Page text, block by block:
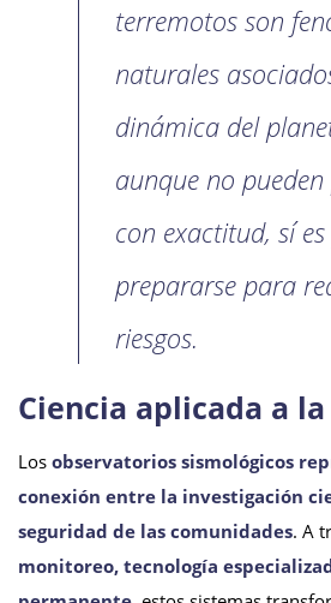
terremotos son
naturales
dinámica del
aunque no pueden
con exactitud, sí
prepararse para
riesgos.
Ciencia aplicada a
Los observatorios sismológicos
conexión entre la investigación
seguridad de las comunidades. A
monitoreo, tecnología